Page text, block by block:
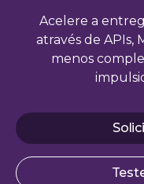
Acelere a
através de APIs,
menos